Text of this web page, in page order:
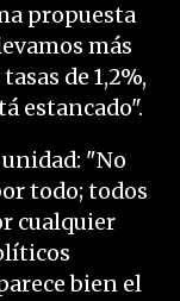
propuesta
más
de 1,2%,
estancado".
"No
todo; todos
cualquier
bien el